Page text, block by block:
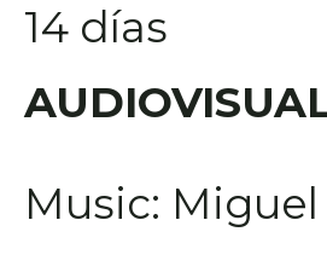
14 días
Music: